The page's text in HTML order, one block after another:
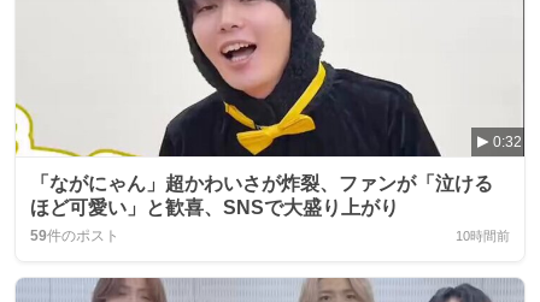
0:32
「ながにゃん」超かわいさが炸裂、ファンが「泣ける
ほど可愛い」と歓喜、SNSで大盛り上がり
59件のポスト 10時間前